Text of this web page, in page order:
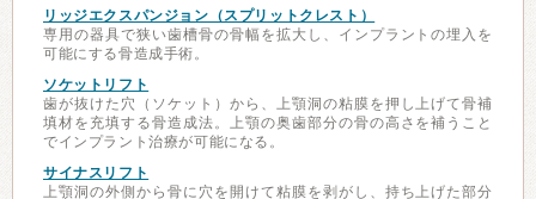
リッジエクスパンジョン（スプリットクレスト）
専用の器具で狭い歯槽骨の骨幅を拡大し、インプラントの埋入を
可能にする骨造成手術。
ソケットリフト
歯が抜けた穴（ソケット）から、上顎洞の粘膜を押し上げて骨補
填材を充填する骨造成法。上顎の奥歯部分の骨の高さを補うこと
でインプラント治療が可能になる。
サイナスリフト
上顎洞の外側から骨に穴を開けて粘膜を剥がし、持ち上げた部分